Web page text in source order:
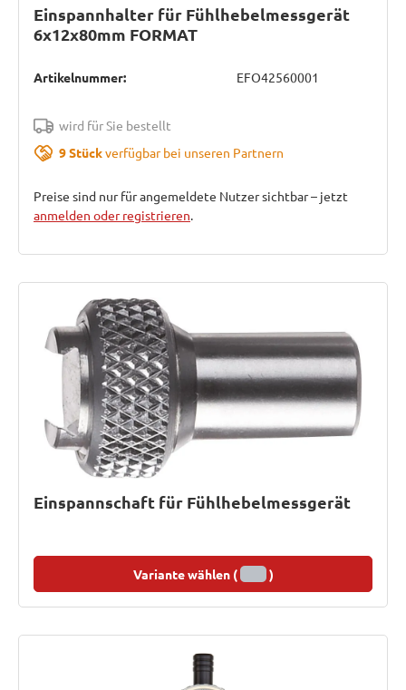
Einspannhalter für Fühlhebelmessgerät
6x12x80mm FORMAT
Artikelnummer: EFO42560001
wird für Sie bestellt
9 Stückverfügbar bei unseren Partnern
Preise sind nur für angemeldete Nutzer sichtbar – jetzt
anmelden oder registrieren.
Einspannschaft für Fühlhebelmessgerät
Variante wählen ( )